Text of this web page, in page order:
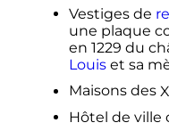
Vestiges de
une plaque
en 1229 du
Louiset sa
Maisons des
Hôtel de ville